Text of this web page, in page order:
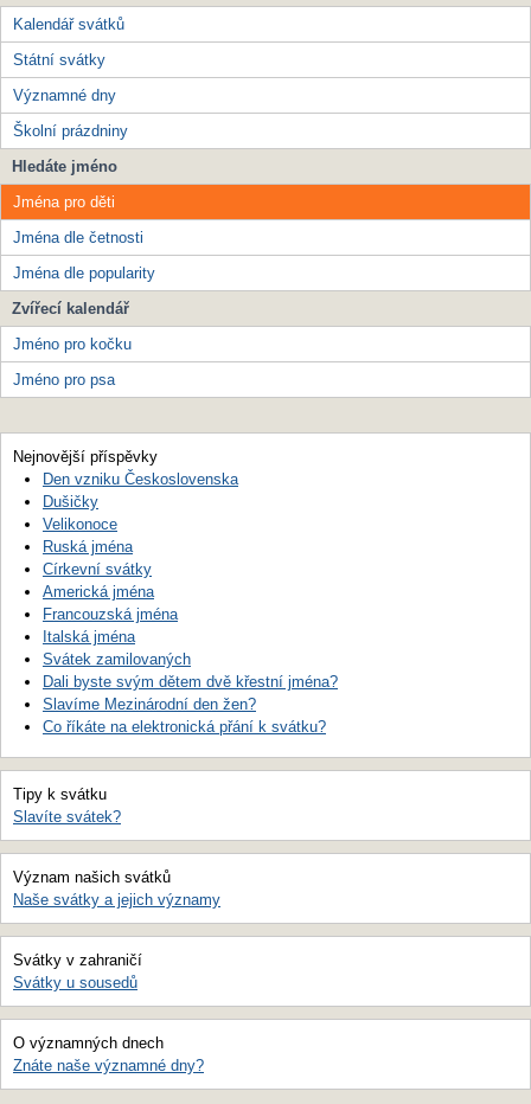
Kalendář svátků
Státní svátky
Významné dny
Školní prázdniny
Hledáte jméno
Jména pro děti
Jména dle četnosti
Jména dle popularity
Zvířecí kalendář
Jméno pro kočku
Jméno pro psa
Nejnovější příspěvky
Den vzniku Československa
Dušičky
Velikonoce
Ruská jména
Církevní svátky
Americká jména
Francouzská jména
Italská jména
Svátek zamilovaných
Dali byste svým dětem dvě křestní jména?
Slavíme Mezinárodní den žen?
Co říkáte na elektronická přání k svátku?
Tipy k svátku
Slavíte svátek?
Význam našich svátků
Naše svátky a jejich významy
Svátky v zahraničí
Svátky u sousedů
O významných dnech
Znáte naše významné dny?